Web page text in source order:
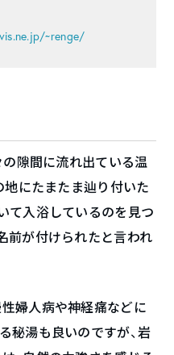
~renge/
隙間に流れ出ている温
地にたまたま辿り付いた
て入浴しているのを見つ
前が付けられたと言われ
婦人病や神経痛などに
秘湯も良いのですが、岩